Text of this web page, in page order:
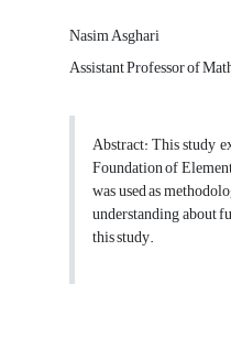
Nasim Asghari
Assistant Professor of
Abstract: This study
Foundation of
was used as
understanding about
this study.